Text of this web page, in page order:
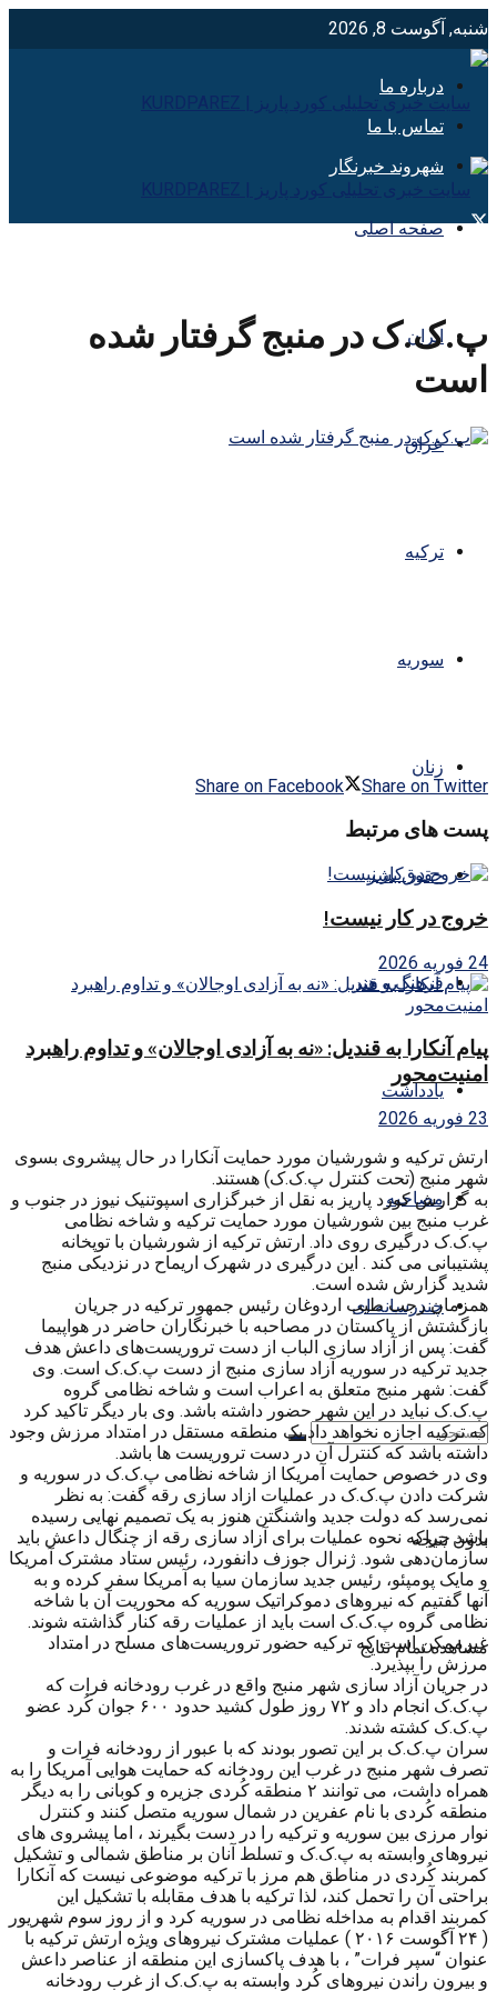
شنبه, آگوست 8, 2026
درباره ما
تماس با ما
شهروند خبرنگار
صفحه اصلی
ایران
عراق
ترکیه
سوریه
زنان
حقوق بشر
فرهنگ و هنر
یادداشت
مصاحبه
چندرسانه ای
بدون نتیجه
مشاهده تمام نتایج
پ.ک.ک در منبج گرفتار شده
است
Share on Facebook Share on Twitter
پست های مرتبط
خروج در کار نیست!
24 فوریه 2026
پیام آنکارا به قندیل: «نه به آزادی اوجالان» و تداوم راهبرد
امنیت‌محور
23 فوریه 2026
ارتش ترکیه و شورشیان مورد حمایت آنکارا در حال پیشروی بسوی
شهر منبج (تحت کنترل پ.ک.ک) هستند.
به گزارش کورد پاریز به نقل از خبرگزاری اسپوتنیک نیوز در جنوب و
غرب منبج بین شورشیان مورد حمایت ترکیه و شاخه نظامی
پ.ک.ک درگیری روی داد. ارتش ترکیه از شورشیان با توپخانه
پشتیبانی می کند . این درگیری در شهرک اریماح در نزدیکی منبج
شدید گزارش شده است.
همزمان رجب طیب اردوغان رئیس جمهور ترکیه در جریان
بازگشتش از پاکستان در مصاحبه با خبرنگاران حاضر در هواپیما
گفت: پس از آزاد سازی الباب از دست تروریست‌های داعش هدف
جدید ترکیه در سوریه آزاد سازی منبج از دست پ.ک.ک است. وی
گفت: شهر منبج متعلق به اعراب است و شاخه نظامی گروه
پ.ک.ک نباید در این شهر حضور داشته باشد. وی بار دیگر تاکید کرد
که ترکیه اجازه نخواهد داد یک منطقه مستقل در امتداد مرزش وجود
داشته باشد که کنترل آن در دست تروریست ها باشد.
وی در خصوص حمایت آمریکا از شاخه نظامی پ.ک.ک در سوریه و
شرکت دادن پ.ک.ک در عملیات ازاد سازی رقه گفت: به نظر
نمی‌رسد که دولت جدید واشنگتن هنوز به یک تصمیم نهایی رسیده
باشد چراکه نحوه عملیات برای آزاد سازی رقه از چنگال داعش باید
سازمان‌دهی شود. ژنرال جوزف دانفورد، رئیس ستاد مشترک آمریکا
و مایک پومپئو، رئیس جدید سازمان سیا به آمریکا سفر کرده و به
آنها گفتیم که نیروهای دموکراتیک سوریه که محوریت آن با شاخه
نظامی گروه پ.ک.ک است باید از عملیات رقه کنار گذاشته شوند.
غیرممکن است که ترکیه حضور تروریست‌های مسلح در امتداد
مرزش را بپذیرد.
در جریان آزاد سازی شهر منبج واقع در غرب رودخانه فرات که
پ.ک.ک انجام داد و ۷۲ روز طول کشید حدود ۶۰۰ جوان کُرد عضو
پ.ک.ک کشته شدند.
سران پ.ک.ک بر این تصور بودند که با عبور از رودخانه فرات و
تصرف شهر منبج در غرب این رودخانه که حمایت هوایی آمریکا را به
همراه داشت، می توانند ۲ منطقه کُردی جزیره و کوبانی را به دیگر
منطقه کُردی با نام عفرین در شمال سوریه متصل کنند و کنترل
نوار مرزی بین سوریه و ترکیه را در دست بگیرند ، اما پیشروی های
نیروهای وابسته به پ.ک.ک و تسلط آنان بر مناطق شمالی و تشکیل
کمربند کُردی در مناطق هم مرز با ترکیه موضوعی نیست که آنکارا
براحتی آن را تحمل کند، لذا ترکیه با هدف مقابله با تشکیل این
کمربند اقدام به مداخله نظامی در سوریه کرد و از روز سوم شهریور
( ۲۴ آگوست ۲۰۱۶ ) عملیات مشترک نیروهای ویژه ارتش ترکیه با
عنوان “سپر فرات” ، با هدف پاکسازی این منطقه از عناصر داعش
و بیرون راندن نیروهای کُرد وابسته به پ.ک.ک از غرب رودخانه